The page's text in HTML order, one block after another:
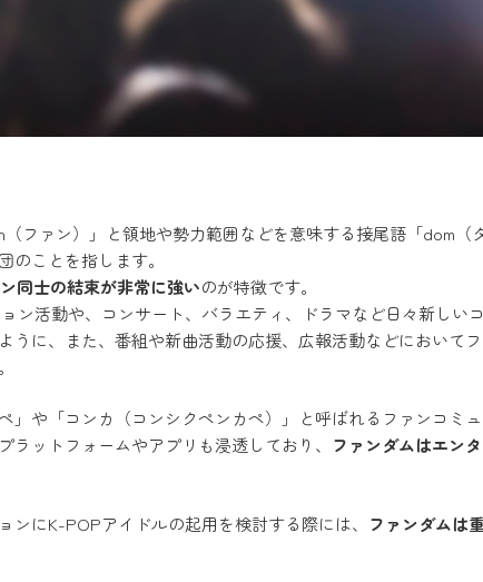
ファン）」と領地や勢力範囲などを意味する接尾語「dom
ことを指します。
同士の結束が非常に強いのが特徴です。
ン活動や、コンサート、バラエティ、ドラマなど日々新しい
うに、また、番組や新曲活動の応援、広報活動などにおいて
」や「コンカ（コンシクペンカペ）」と呼ばれるファンコミ
ットフォームやアプリも浸透しており、 ファンダムはエン
にK-POPアイドルの起用を検討する際には、 ファンダムは